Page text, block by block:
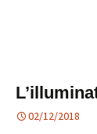
02/12/2018